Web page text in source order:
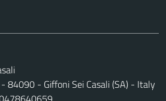
84090 - Giffoni Sei Casali (SA) - Italy